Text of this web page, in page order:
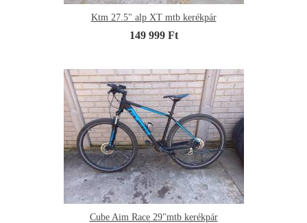
Ktm 27.5" alp XT mtb kerékpár
149 999 Ft
Cube Aim Race 29"mtb kerékpár